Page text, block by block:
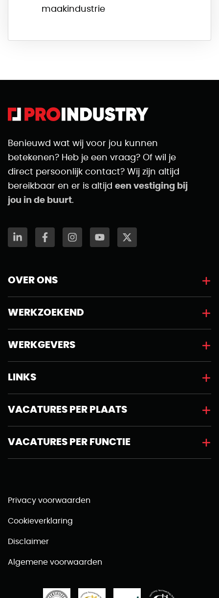
maakindustrie
Benieuwd wat wij voor jou kunnen
betekenen? Heb je een vraag? Of wil je
direct persoonlijk contact? Wij zijn altijd
bereikbaar en er is altijd een vestiging bij
jou in de buurt.
OVER ONS
WERKZOEKEND
WERKGEVERS
LINKS
VACATURES PER PLAATS
VACATURES PER FUNCTIE
Privacy voorwaarden
Cookieverklaring
Disclaimer
Algemene voorwaarden